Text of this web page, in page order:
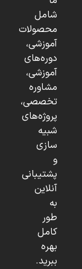
شامل
محصولات
آموزشی،
دوره‌های
آموزشی،
مشاوره
تخصصی،
پروژه‌های
شبیه
سازی
و
پشتیبانی
آنلاین
به
طور
کامل
بهره
ببرید.